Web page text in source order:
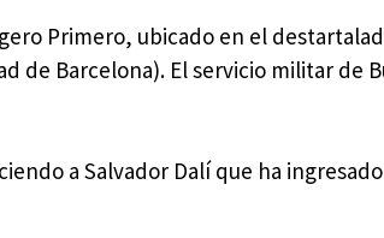
Primero, ubicado en el
de Barcelona). El servicio militar de
a Salvador Dalí que ha